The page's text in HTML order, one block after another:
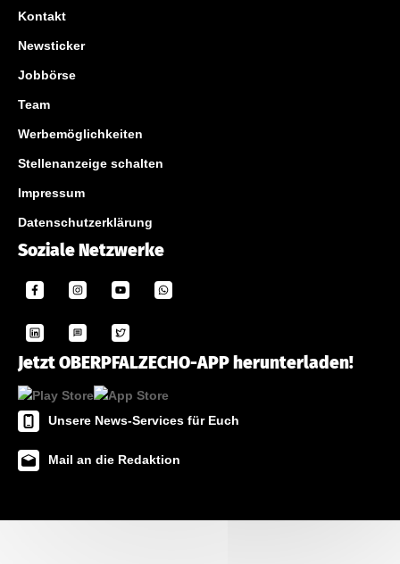
Kontakt
Newsticker
Jobbörse
Team
Werbemöglichkeiten
Stellenanzeige schalten
Impressum
Datenschutzerklärung
Soziale Netzwerke
Jetzt OBERPFALZECHO-APP herunterladen!
Unsere News-Services für Euch
Mail an die Redaktion